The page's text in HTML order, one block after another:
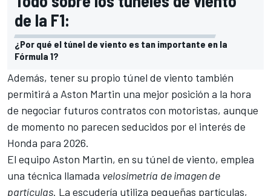
de la F1:
¿Por qué el túnel de viento es tan importante en la
Fórmula 1?
Además, tener su propio túnel de viento también
permitirá a Aston Martin una mejor posición a la hora
de negociar futuros contratos con motoristas, aunque
de momento no parecen seducidos porel interés de
Honda para 2026.
El equipo Aston Martin, en su túnel de viento, emplea
una técnica llamada velosimetría de imagen de
partículas. La escudería utiliza pequeñas partículas,